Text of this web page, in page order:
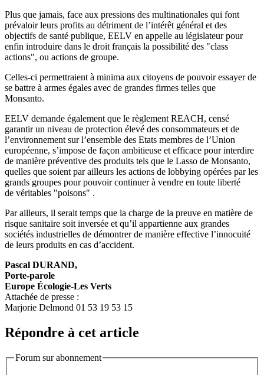
Plus que jamais, face aux pressions des multinationales qui font
prévaloir leurs profits au détriment de l’intérêt général et des
objectifs de santé publique, EELV en appelle au législateur pour
enfin introduire dans le droit français la possibilité des "class
actions", ou actions de groupe.
Celles-ci permettraient à minima aux citoyens de pouvoir essayer de
se battre à armes égales avec de grandes firmes telles que
Monsanto.
EELV demande également que le règlement REACH, censé
garantir un niveau de protection élevé des consommateurs et de
l’environnement sur l’ensemble des Etats membres de l’Union
européenne, s’impose de façon ambitieuse et efficace pour interdire
de manière préventive des produits tels que le Lasso de Monsanto,
quelles que soient par ailleurs les actions de lobbying opérées par les
grands groupes pour pouvoir continuer à vendre en toute liberté
de véritables "poisons" .
Par ailleurs, il serait temps que la charge de la preuve en matière de
risque sanitaire soit inversée et qu’il appartienne aux grandes
sociétés industrielles de démontrer de manière effective l’innocuité
de leurs produits en cas d’accident.
Pascal DURAND,
Porte-parole
Europe Écologie-Les Verts
Attachée de presse :
Marjorie Delmond 01 53 19 53 15
Répondre à cet article
Forum sur abonnement